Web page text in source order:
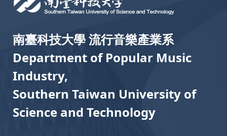
南臺科技大學 流行音樂產業系
Department of Popular Music
Industry,
Southern Taiwan University of
Science and Technology